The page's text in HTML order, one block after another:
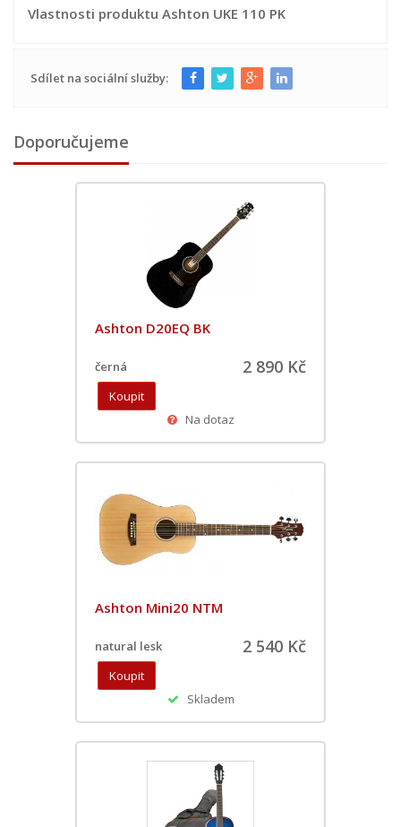
Vlastnosti produktu Ashton UKE 110 PK
Sdílet na sociální služby:
Doporučujeme
Ashton D20EQ BK
černá 2 890 Kč
Na dotaz
Ashton Mini20 NTM
natural lesk 2 540 Kč
Skladem